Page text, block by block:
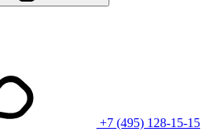
+7 (495) 128-15-15